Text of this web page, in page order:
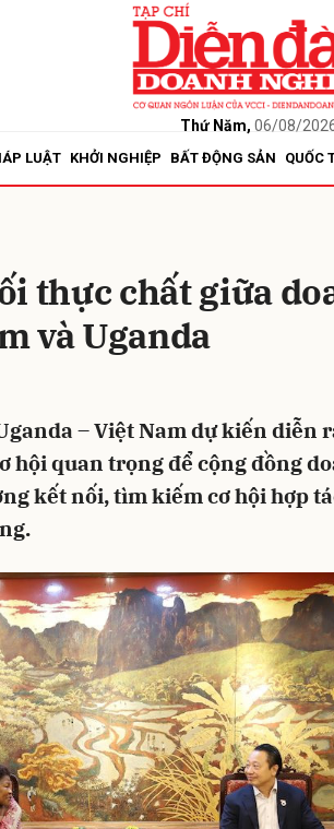
Thứ Năm, 06/08/
LUẬT KHỞI NGHIỆP BẤT ĐỘNG SẢN QUỐC
thực chất giữa
và Uganda
– Việt Nam dự kiến diễn
hội quan trọng để cộng đồng
kết nối, tìm kiếm cơ hội hợp